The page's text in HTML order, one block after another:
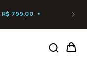
R$ 799,00